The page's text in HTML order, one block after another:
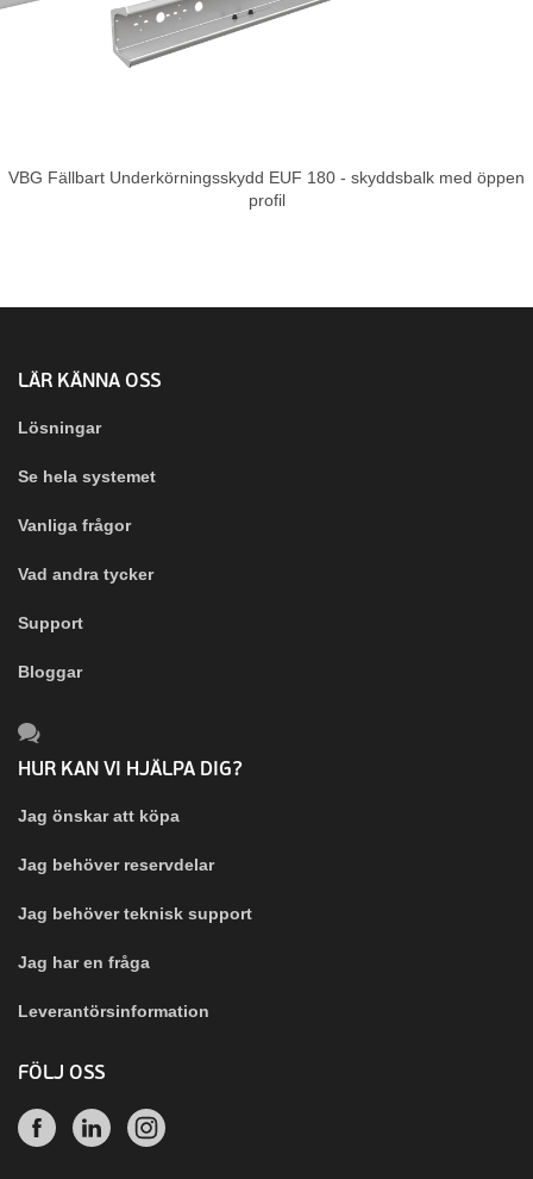
VBG Fällbart Underkörningsskydd EUF 180 - skyddsbalk med öppen
profil
LÄR KÄNNA OSS
Lösningar
Se hela systemet
Vanliga frågor
Vad andra tycker
Support
Bloggar
HUR KAN VI HJÄLPA DIG?
Jag önskar att köpa
Jag behöver reservdelar
Jag behöver teknisk support
Jag har en fråga
Leverantörsinformation
FÖLJ OSS